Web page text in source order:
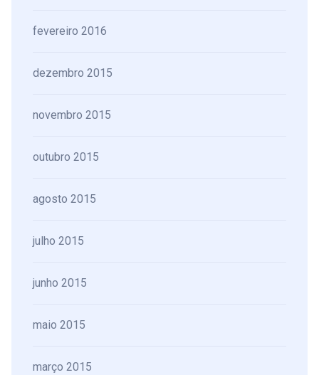
fevereiro 2016
dezembro 2015
novembro 2015
outubro 2015
agosto 2015
julho 2015
junho 2015
maio 2015
março 2015